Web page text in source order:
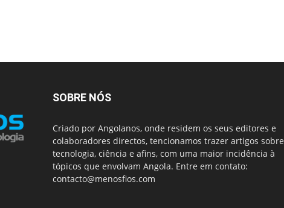
SOBRE NÓS
Criado por Angolanos, onde residem os seus editores e
colaboradores directos, tencionamos trazer artigos sobre
tecnologia, ciência e afins, com uma maior incidência à
tópicos que envolvam Angola. Entre em contato:
contacto@menosfios.com